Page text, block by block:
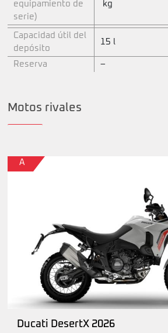
equipamiento de
serie)
kg
Capacidad útil del
depósito
15 l
Reserva –
Motos rivales
A
Ducati DesertX 2026